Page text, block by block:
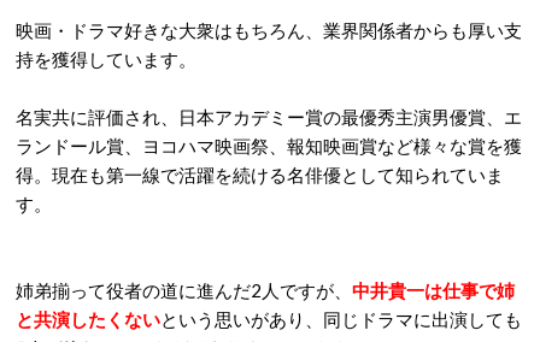
映画・ドラマ好きな大衆はもちろん、業界関係者からも厚い支
持を獲得しています。
名実共に評価され、日本アカデミー賞の最優秀主演男優賞、エ
ランドール賞、ヨコハマ映画祭、報知映画賞など様々な賞を獲
得。現在も第一線で活躍を続ける名俳優として知られていま
す。
姉弟揃って役者の道に進んだ2人ですが、 中井貴一は仕事で姉
と共演したくないという思いがあり、同じドラマに出演しても